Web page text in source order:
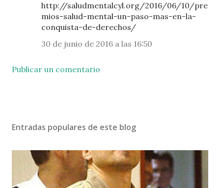
http://saludmentalcyl.org/2016/06/10/pre
mios-salud-mental-un-paso-mas-en-la-
conquista-de-derechos/
30 de junio de 2016 a las 16:50
Publicar un comentario
Entradas populares de este blog